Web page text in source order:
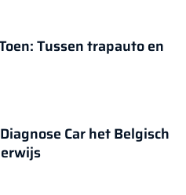
Tussen trapauto en
Car het Belgisch